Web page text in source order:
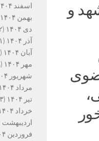
و
اسفند ۱۴۰۴
بهمن ۱۴۰۴
دی ۱۴۰۴
(۱۱۲)
آذر ۱۴۰۴
(۱۸۱)
آبان ۱۴۰۴
(۱۶۸)
مهر ۱۴۰۴
(۱۷۹)
شهریور ۱۴۰۴
مرداد ۱۴۰۴
تیر ۱۴۰۴
(۵۳)
خرداد ۱۴۰۴
اردیبهشت ۱۴۰۴
فروردین ۱۴۰۴